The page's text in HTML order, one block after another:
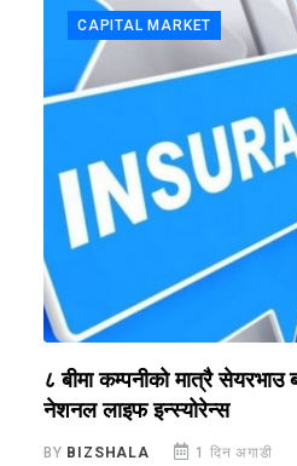
CAPITAL MARKET
८ बीमा कम्पनीको मात्रै सेयरभाउ
नेशनल लाइफ इन्स्योरेन्स
BY BIZSHALA 1 दिन अगाडी